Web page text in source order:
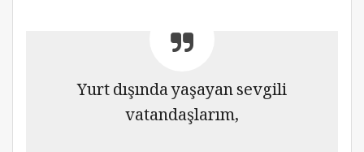
Yurt dışında yaşayan sevgili
vatandaşlarım,